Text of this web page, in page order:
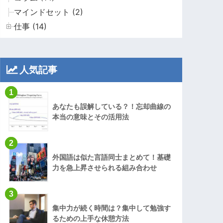
マインドセット (2)
仕事 (14)
人気記事
1
あなたも誤解している？！忘却曲線の
本当の意味とその活用法
2
外国語は似た言語同士まとめて！基礎
力を急上昇させられる組み合わせ
3
集中力が続く時間は？集中して勉強す
るための上手な休憩方法